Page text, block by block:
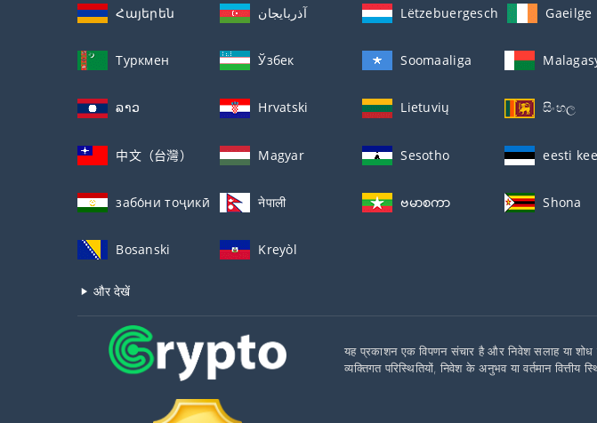
Հայերեն آذربايجان Lëtzebuergesch Gaeilge
Туркмен Ўзбек Soomaaliga
ລາວ Hrvatski Lietuvių සිංහල
中文（台灣） Magyar Sesotho eesti
забо́ни тоҷикӣ́ नेपाली ဗမာစကာ Shona
Bosanski Kreyòl
और देखें
यह प्रकाशन एक विपणन संचार है और निवेश सलाह या शोध
व्यक्तिगत परिस्थितियों, निवेश के अनुभव या वर्तमान वित्तीय